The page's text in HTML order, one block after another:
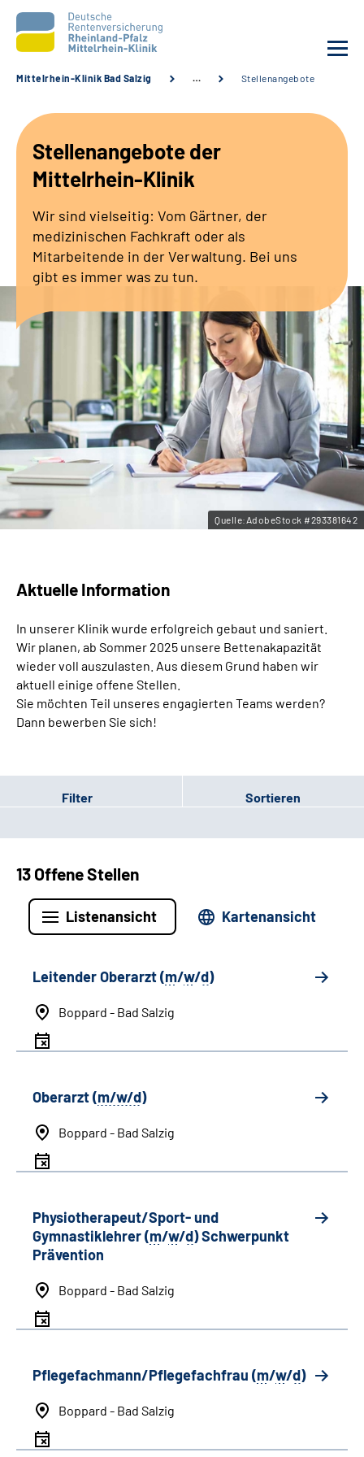
Unsere Angebote
Karriere
Zuweisende &
Leichte Sprache
Gebärdensprache
Mittelrhein-Klinik Bad Salzig … Stellenangebote
Stellenangebote der
Mittelrhein-Klinik
Wir sind vielseitig: Vom Gärtner, der
medizinischen Fachkraft oder als
Mitarbeitende in der Verwaltung. Bei uns
gibt es immer was zu tun.
Quelle:AdobeStock #293381642
Aktuelle Information
In unserer Klinik wurde erfolgreich gebaut und saniert.
Wir planen, ab Sommer 2025 unsere Bettenakapazität
wieder voll auszulasten. Aus diesem Grund haben wir
aktuell einige offene Stellen.
Sie möchten Teil unseres engagierten Teams werden?
Dann bewerben Sie sich!
Filter Sortieren
13 Offene Stellen
Listenansicht Kartenansicht
Leitender Oberarzt (m/w/d)
Boppard - Bad Salzig
Oberarzt (m/w/d)
Boppard - Bad Salzig
Physiotherapeut/Sport- und
Gymnastiklehrer (m/w/d) Schwerpunkt
Prävention
Boppard - Bad Salzig
Pflegefachmann/Pflegefachfrau (m/w/d)
Boppard - Bad Salzig